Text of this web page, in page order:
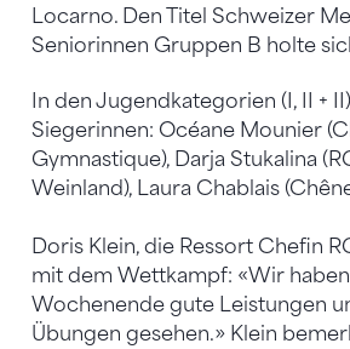
Locarno. Den Titel Schweizer
Seniorinnen Gruppen B holte
In den Jugendkategorien (I, II +
Siegerinnen: Océane Mounier
Gymnastique), Darja Stukalina
Weinland), Laura Chablais
Doris Klein, die Ressort Chefin
mit dem Wettkampf: «Wir
Wochenende gute Leistungen
Übungen gesehen.» Klein